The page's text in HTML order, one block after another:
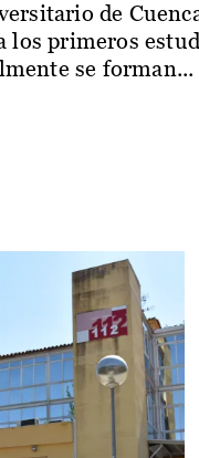
de
los primeros
se forman...